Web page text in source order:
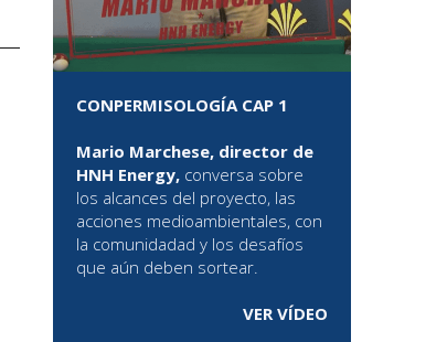
CONPERMISOLOGÍA CAP 1
Mario Marchese, director de
HNH Energy, conversa sobre
los alcances del proyecto, las
acciones medioambientales, con
la comunidadad y los desafíos
que aún deben sortear.
VER VÍDEO